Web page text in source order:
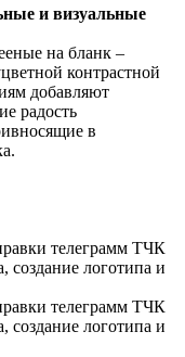
и визуальные
на бланк –
контрастной
добавляют
радость
в